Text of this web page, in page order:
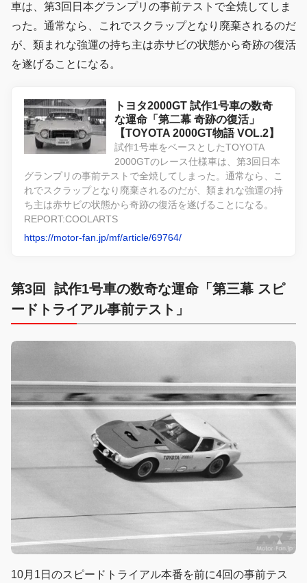
車は、第3回日本グランプリの事前テストで全焼してしま
った。通常なら、これでスクラップとなり廃棄されるのだ
が、類まれな強運の持ち主は赤サビの状態から奇跡の復活
を遂げることになる。
トヨタ2000GT 試作1号車の数奇
な運命「第二幕 奇跡の復活」
【TOYOTA 2000GT物語 VOL.2】
試作1号車をベースとしたTOYOTA
2000GTのレース仕様車は、第3回日本
グランプリの事前テストで全焼してしまった。通常なら、こ
れでスクラップとなり廃棄されるのだが、類まれな強運の持
ち主は赤サビの状態から奇跡の復活を遂げることになる。
REPORT:COOLARTS
https://motor-fan.jp/mf/article/69764/
第3回 試作1号車の数奇な運命「第三幕 スピ
ードトライアル事前テスト」
10月1日のスピードトライアル本番を前に4回の事前テス